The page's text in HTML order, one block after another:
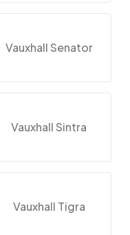
Vauxhall Senator
Vauxhall Sintra
Vauxhall Tigra